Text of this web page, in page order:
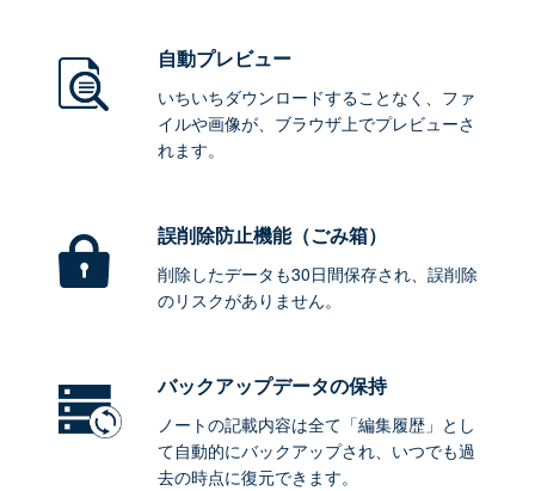
自動プレビュー
いちいちダウンロードすることなく、ファ
イルや画像が、ブラウザ上でプレビューさ
れます。
誤削除防止機能（ごみ箱）
削除したデータも30日間保存され、誤削除
のリスクがありません。
バックアップデータの保持
ノートの記載内容は全て「編集履歴」とし
て自動的にバックアップされ、いつでも過
去の時点に復元できます。